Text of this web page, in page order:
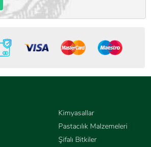
Kimyasallar
Pastacılık Malzemeleri
Şifalı Bitkiler